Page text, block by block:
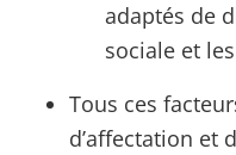
adaptés de
sociale et
Tous ces
d’affectation et